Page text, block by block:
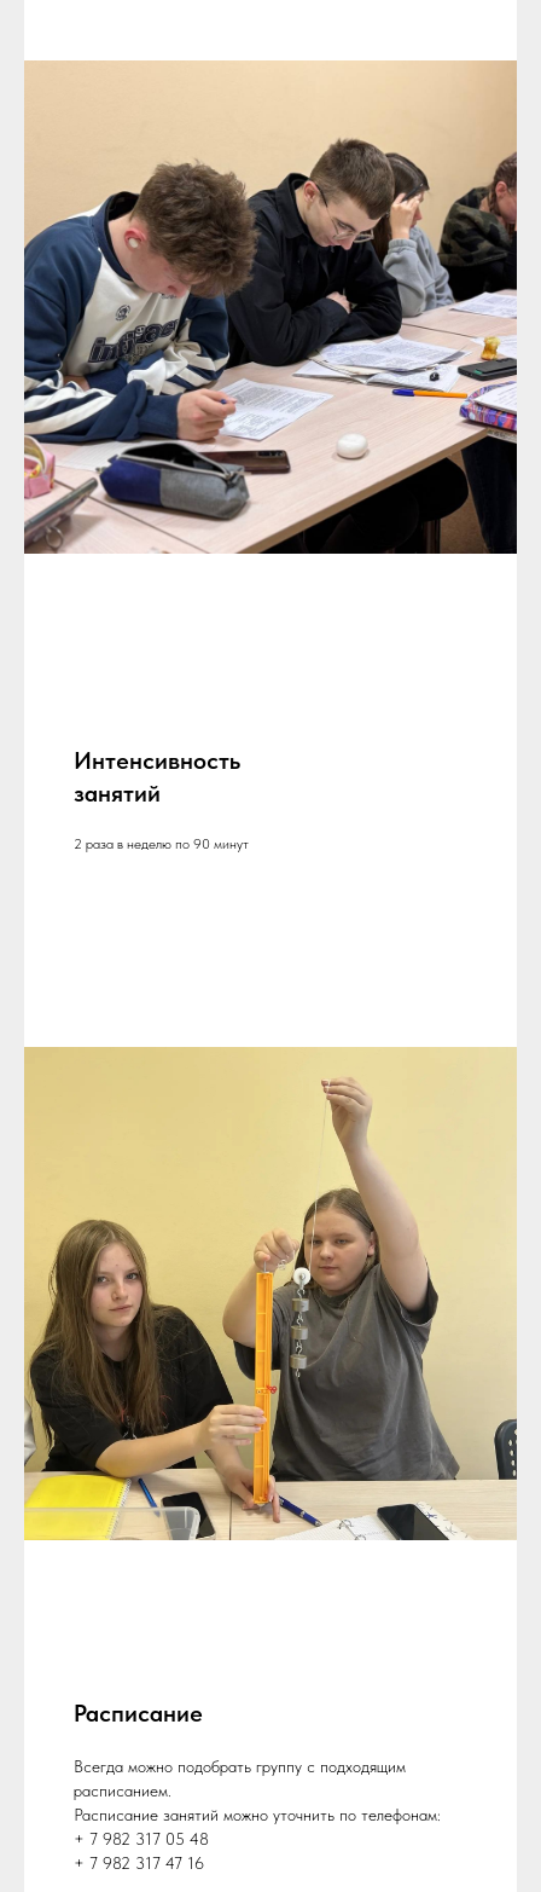
Интенсивность
занятий
2 раза в неделю по 90 минут
Расписание
Всегда можно подобрать группу с подходящим
расписанием.
Расписание занятий можно уточнить по телефонам:
+ 7 982 317 05 48
+ 7 982 317 47 16